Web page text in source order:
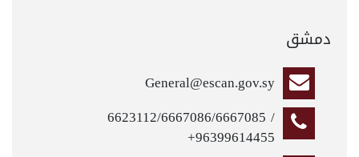
دمشق
General@escan.gov.sy
6623112/6667086/6667085 /
+96399614455